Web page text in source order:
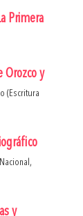
Primera
Orozco y
(Escritura
y